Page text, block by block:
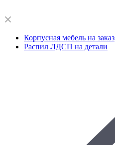
Корпусная мебель на заказ
Распил ЛДСП на детали